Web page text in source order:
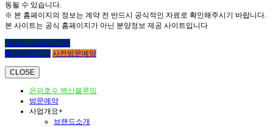
동될 수 있습니다.
※ 본 홈페이지의 정보는 계약 전 반드시 공식적인 자료로 확인해주시기 바랍니다.
본 사이트는 공식 홈페이지가 아닌 분양정보 제공 사이트입니다
(클릭시 상담사연결)
☎ 1800-6127 사전방문예약
CLOSE
은파호수 벽산블루밍
방문예약
사업개요+
브랜드소개